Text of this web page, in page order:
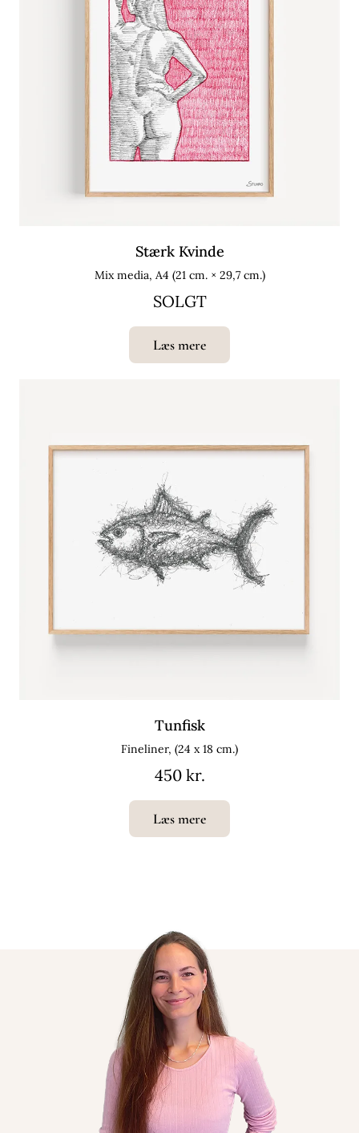
Stærk Kvinde
Mix media, A4 (21 cm. × 29,7 cm.)
SOLGT
Læs mere
Tunfisk
Fineliner, (24 x 18 cm.)
450 kr.
Læs mere